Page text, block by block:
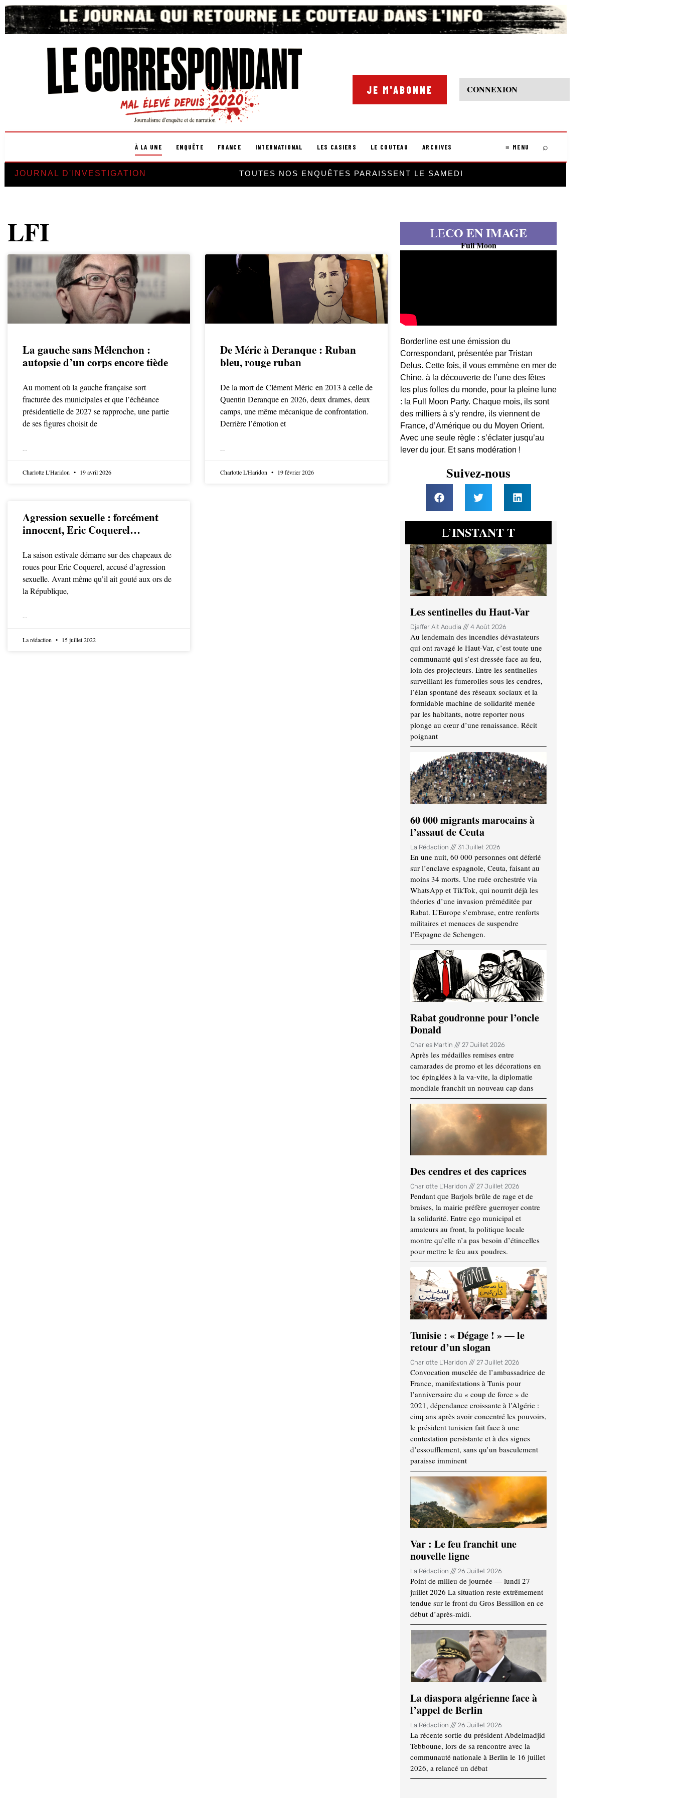
JE M'ABONNE CONNEXION
À LA UNE ENQUÊTE FRANCE INTERNATIONAL LES CASIERS LE COUTEAU ARCHIVES ≡ MENU ⌕
JOURNAL D'INVESTIGATION TOUTES NOS ENQUÊTES PARAISSENT LE SAMEDI
LFI
La gauche sans Mélenchon :
autopsie d’un corps encore tiède
Au moment où la gauche française sort
fracturée des municipales et que l’échéance
présidentielle de 2027 se rapproche, une partie
de ses figures choisit de
Charlotte L'Haridon 19 avril 2026
De Méric à Deranque : Ruban
bleu, rouge ruban
De la mort de Clément Méric en 2013 à celle de
Quentin Deranque en 2026, deux drames, deux
camps, une même mécanique de confrontation.
Derrière l’émotion et
Charlotte L'Haridon 19 février 2026
Agression sexuelle : forcément
innocent, Eric Coquerel…
La saison estivale démarre sur des chapeaux de
roues pour Eric Coquerel, accusé d’agression
sexuelle. Avant même qu’il ait gouté aux ors de
la République,
La rédaction 15 juillet 2022
LECO EN IMAGE
Full Moon
Borderline est une émission du
Correspondant, présentée par Tristan
Delus. Cette fois, il vous emmène en mer de
Chine, à la découverte de l’une des fêtes
les plus folles du monde, pour la pleine lune
: la Full Moon Party. Chaque mois, ils sont
des milliers à s’y rendre, ils viennent de
France, d’Amérique ou du Moyen Orient.
Avec une seule règle : s’éclater jusqu’au
lever du jour. Et sans modération !
Suivez-nous
L’INSTANT T
Les sentinelles du Haut-Var
Djaffer Ait Aoudia 4 Août 2026
Au lendemain des incendies dévastateurs
qui ont ravagé le Haut-Var, c’est toute une
communauté qui s’est dressée face au feu,
loin des projecteurs. Entre les sentinelles
surveillant les fumerolles sous les cendres,
l’élan spontané des réseaux sociaux et la
formidable machine de solidarité menée
par les habitants, notre reporter nous
plonge au cœur d’une renaissance. Récit
poignant
60 000 migrants marocains à
l’assaut de Ceuta
La Rédaction 31 Juillet 2026
En une nuit, 60 000 personnes ont déferlé
sur l’enclave espagnole, Ceuta, faisant au
moins 34 morts. Une ruée orchestrée via
WhatsApp et TikTok, qui nourrit déjà les
théories d’une invasion préméditée par
Rabat. L’Europe s’embrase, entre renforts
militaires et menaces de suspendre
l’Espagne de Schengen.
Rabat goudronne pour l’oncle
Donald
Charles Martin 27 Juillet 2026
Après les médailles remises entre
camarades de promo et les décorations en
toc épinglées à la va-vite, la diplomatie
mondiale franchit un nouveau cap dans
Des cendres et des caprices
Charlotte L'Haridon 27 Juillet 2026
Pendant que Barjols brûle de rage et de
braises, la mairie préfère guerroyer contre
la solidarité. Entre ego municipal et
amateurs au front, la politique locale
montre qu’elle n’a pas besoin d’étincelles
pour mettre le feu aux poudres.
Tunisie : « Dégage ! » — le
retour d’un slogan
Charlotte L'Haridon 27 Juillet 2026
Convocation musclée de l’ambassadrice de
France, manifestations à Tunis pour
l’anniversaire du « coup de force » de
2021, dépendance croissante à l’Algérie :
cinq ans après avoir concentré les pouvoirs,
le président tunisien fait face à une
contestation persistante et à des signes
d’essoufflement, sans qu’un basculement
paraisse imminent
Var : Le feu franchit une
nouvelle ligne
La Rédaction 26 Juillet 2026
Point de milieu de journée — lundi 27
juillet 2026 La situation reste extrêmement
tendue sur le front du Gros Bessillon en ce
début d’après-midi.
La diaspora algérienne face à
l’appel de Berlin
La Rédaction 26 Juillet 2026
La récente sortie du président Abdelmadjid
Tebboune, lors de sa rencontre avec la
communauté nationale à Berlin le 16 juillet
2026, a relancé un débat